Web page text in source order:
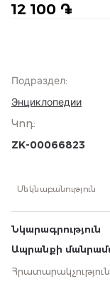
12 100 ֏
Подраздел:
Энциклопедии
Կոդ:
ZK-00066823
Մեկնաբանություն
Նկարագրություն
Ապրանքի
Հրատարակչություն